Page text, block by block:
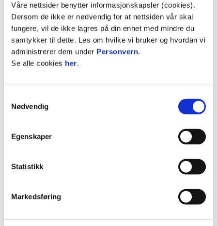
Våre nettsider benytter informasjonskapsler (cookies).
Dersom de ikke er nødvendig for at nettsiden vår skal
fungere, vil de ikke lagres på din enhet med mindre du
samtykker til dette. Les om hvilke vi bruker og hvordan vi
administrerer dem under Personvern.
Se alle cookies her.
Nødvendig
Egenskaper
Statistikk
Markedsføring
sjanser, og fire minutter før pause doblet Selma
Bakke ledelsen til 2 - 0.
Etter 57 minutter satte Selma Bakke inn sitt andre
mål for dagen og fastsatte sluttresultatet til 3 - 0.
første kamper. Laget topper tabellen med 16